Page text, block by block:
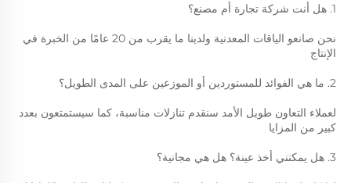
1. هل أنت شركة تجارة أم مصنع؟
الإنتاج
2. ما هي الفوائد للمستوردين أو الموزعين على المدى الطويل؟
كبير من المزايا
3. هل يمكنني أخذ عينة؟ هل هي مجانية؟